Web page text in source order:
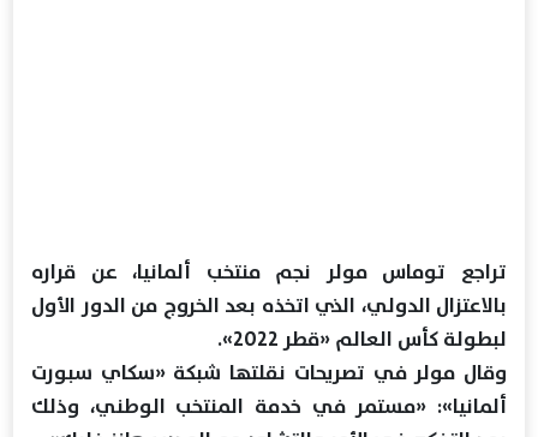
تراجع توماس مولر نجم منتخب ألمانيا، عن قراره
بالاعتزال الدولي، الذي اتخذه بعد الخروج من الدور الأول
لبطولة كأس العالم «قطر 2022».
وقال مولر في تصريحات نقلتها شبكة «سكاي سبورت
ألمانيا»: «مستمر في خدمة المنتخب الوطني، وذلك